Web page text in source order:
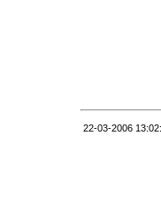
22-03-2006